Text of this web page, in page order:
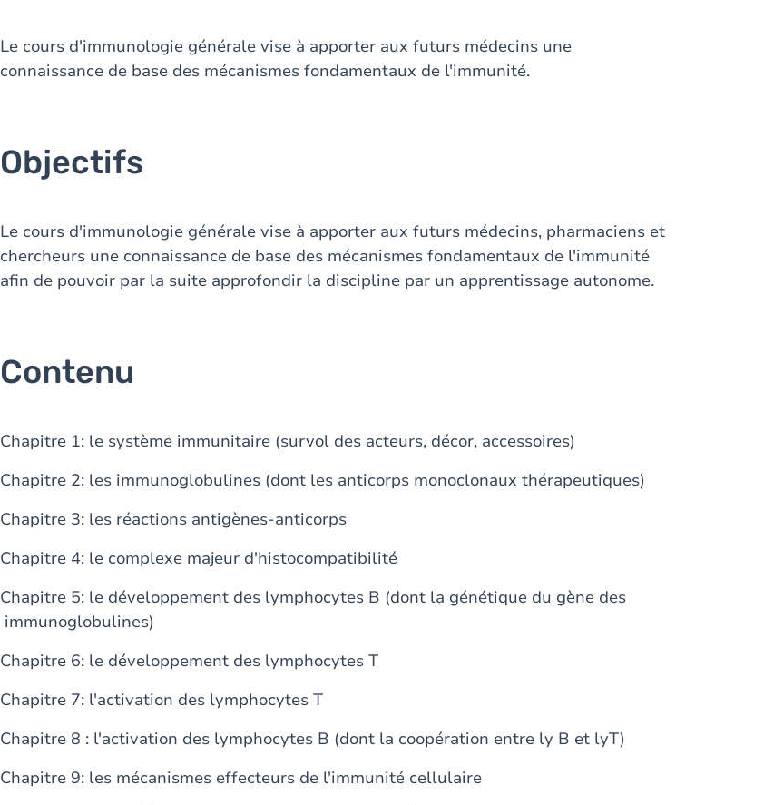
Le cours d'immunologie générale vise à apporter aux futurs médecins une
connaissance de base des mécanismes fondamentaux de l'immunité.
Objectifs
Le cours d'immunologie générale vise à apporter aux futurs médecins, pharmaciens et
chercheurs une connaissance de base des mécanismes fondamentaux de l'immunité
afin de pouvoir par la suite approfondir la discipline par un apprentissage autonome.
Contenu
Chapitre 1: le système immunitaire (survol des acteurs, décor, accessoires)
Chapitre 2: les immunoglobulines (dont les anticorps monoclonaux thérapeutiques)
Chapitre 3: les réactions antigènes-anticorps
Chapitre 4: le complexe majeur d'histocompatibilité
Chapitre 5: le développement des lymphocytes B (dont la génétique du gène des
immunoglobulines)
Chapitre 6: le développement des lymphocytes T
Chapitre 7: l'activation des lymphocytes T
Chapitre 8 : l'activation des lymphocytes B (dont la coopération entre ly B et lyT)
Chapitre 9: les mécanismes effecteurs de l'immunité cellulaire